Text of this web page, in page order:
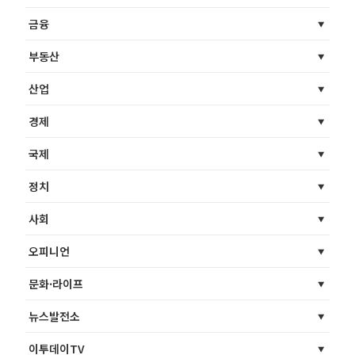
금융
부동산
산업
경제
국제
정치
사회
오피니언
문화·라이프
뉴스발전소
이투데이TV